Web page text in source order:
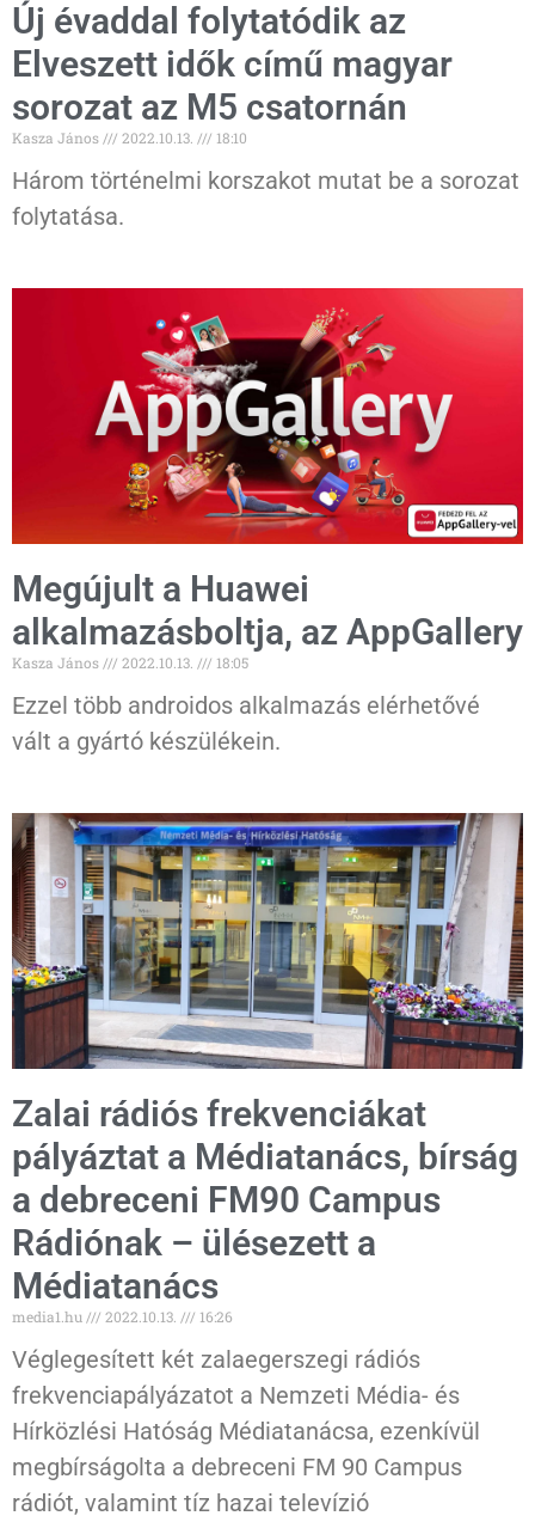
Új évaddal folytatódik az
Elveszett idők című magyar
sorozat az M5 csatornán
Kasza János 2022.10.13. 18:10
Három történelmi korszakot mutat be a sorozat
folytatása.
Megújult a Huawei
alkalmazásboltja, az AppGallery
Kasza János 2022.10.13. 18:05
Ezzel több androidos alkalmazás elérhetővé
vált a gyártó készülékein.
Zalai rádiós frekvenciákat
pályáztat a Médiatanács, bírság
a debreceni FM90 Campus
Rádiónak – ülésezett a
Médiatanács
media1.hu 2022.10.13. 16:26
Véglegesített két zalaegerszegi rádiós
frekvenciapályázatot a Nemzeti Média- és
Hírközlési Hatóság Médiatanácsa, ezenkívül
megbírságolta a debreceni FM 90 Campus
rádiót, valamint tíz hazai televízió